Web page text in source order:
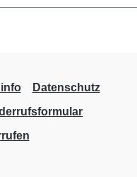
Datenschutz